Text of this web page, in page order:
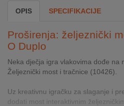
&
GAME
OPIS SPECIFIKACIJE
Proširenja: željeznički
O Duplo
Neka dječja igra vlakovima dođe na
Željeznički most i tračnice (10426).
Uz kreativnu igračku za slaganje i
dodati most interaktivnim